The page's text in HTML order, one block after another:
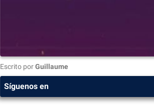
Escrito porGuillaume
Síguenos en